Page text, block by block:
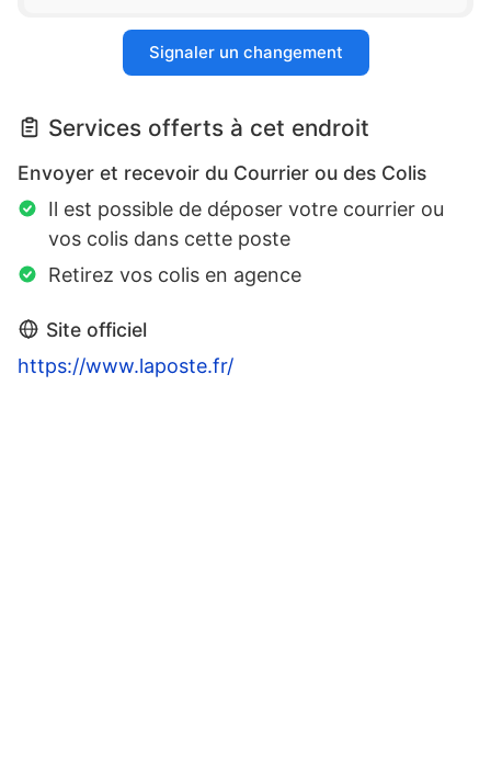
Signaler un changement
Services offerts à cet endroit
Envoyer et recevoir du Courrier ou des Colis
Il est possible de déposer votre courrier ou
vos colis dans cette poste
Retirez vos colis en agence
Site officiel
https://www.laposte.fr/